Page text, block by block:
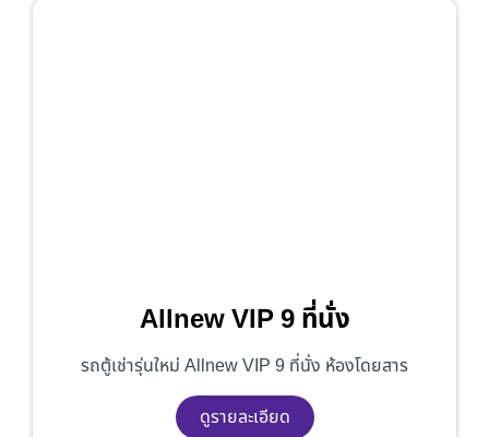
Allnew VIP 9 ที่นั่ง
รถตู้เช่ารุ่นใหม่ Allnew VIP 9 ที่นั่ง ห้องโดยสาร
ดูรายละเอียด